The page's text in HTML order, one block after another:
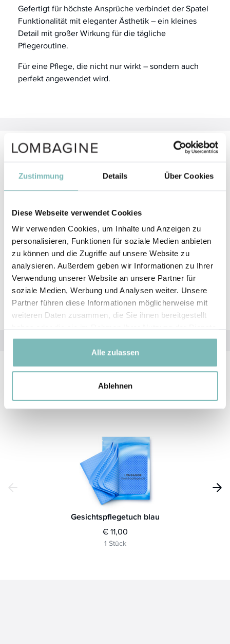
Zustimmung Details Über Cookies
Diese Webseite verwendet Cookies
Wir verwenden Cookies, um Inhalte und Anzeigen zu
personalisieren, Funktionen für soziale Medien anbieten
zu können und die Zugriffe auf unsere Website zu
analysieren. Außerdem geben wir Informationen zu Ihrer
Verwendung unserer Website an unsere Partner für
soziale Medien, Werbung und Analysen weiter. Unsere
Partner führen diese Informationen möglicherweise mit
weiteren Daten zusammen, die Sie ihnen bereitgestellt
gesammelt haben.
Alle zulassen
Ablehnen
Gefertigt für höchste Ansprüche verbindet der Spatel
Funktionalität mit eleganter Ästhetik – ein kleines
Detail mit großer Wirkung für die tägliche
Pflegeroutine.
Für eine Pflege, die nicht nur wirkt – sondern auch
perfekt angewendet wird.
Anwendung
Führen Sie den precision spatula
sanft durch die
Textur und entnehmen Sie eine kleine,
anschließend wie gewohnt mit den Fingern auf die
gereinigte Haut auf.
Reinigen Sie den Spatel nach jeder Anwendung mit
warmem Wasser und einem milden Reinigungsmittel
und lassen Sie ihn vollständig trocknen, bevor Sie ihn
erneut verwenden.
Weitere Produkte
Gesichtspflegetuch blau
€ 11,00
1 Stück